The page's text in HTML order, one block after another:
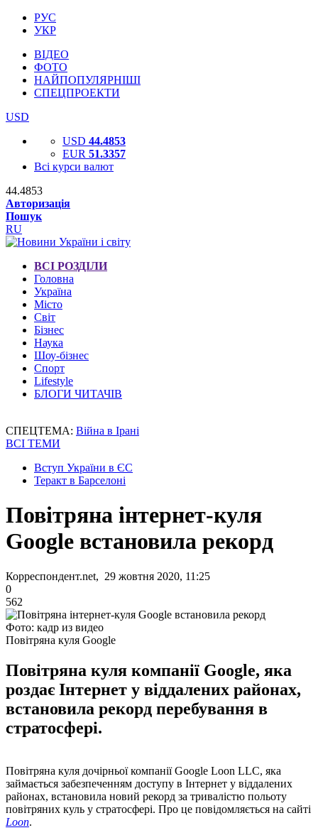
РУС
УКР
ВІДЕО
ФОТО
НАЙПОПУЛЯРНІШІ
СПЕЦПРОЕКТИ
USD
USD 44.4853
EUR 51.3357
Всі курси валют
44.4853
Авторизація
Пошук
RU
ВСІ РОЗДІЛИ
Головна
Україна
Місто
Світ
Бізнес
Наука
Шоу-бізнес
Спорт
Lifestyle
БЛОГИ ЧИТАЧІВ
СПЕЦТЕМА: Війна в Ірані
ВСІ ТЕМИ
Вступ України в ЄС
Теракт в Барселоні
Повітряна інтернет-куля
Google встановила рекорд
Корреспондент.net, 29 жовтня 2020, 11:25
0
562
Фото: кадр из видео
Повітряна куля Google
Повітряна куля компанії Google, яка
роздає Інтернет у віддалених районах,
встановила рекорд перебування в
стратосфері.
Повітряна куля дочірньої компанії Google Loon LLC, яка
займається забезпеченням доступу в Інтернет у віддалених
районах, встановила новий рекорд за тривалістю польоту
повітряних куль у стратосфері. Про це повідомляється на сайті
Loon.